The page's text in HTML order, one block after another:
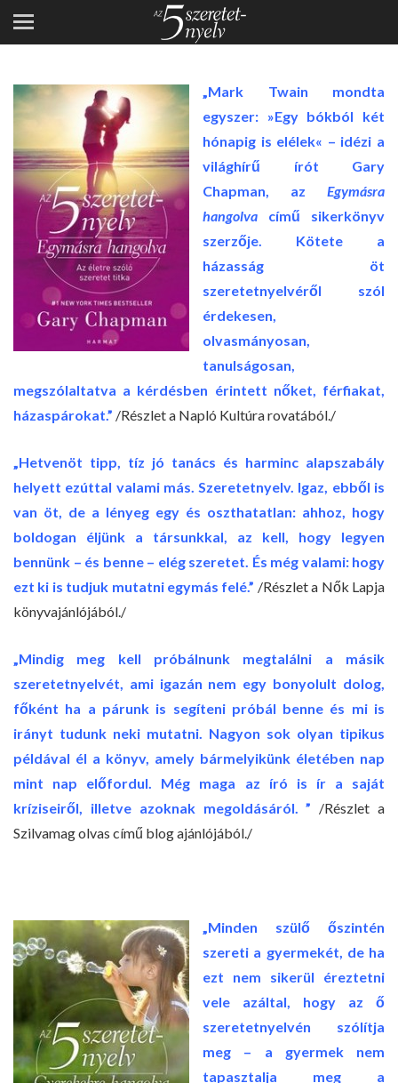
VÉLEMÉNYEK
„Mark Twain mondta
egyszer: »Egy bókból két
hónapig is elélek« – idézi a
világhírű írót Gary
Chapman, az Egymásra
hangolva című sikerkönyv
szerzője. Kötete a
házasság öt
szeretetnyelvéről szól
érdekesen,
olvasmányosan,
tanulságosan,
megszólaltatva a kérdésben érintett nőket, férfiakat,
házaspárokat.” /Részlet a Napló Kultúra rovatából./
„Hetvenöt tipp, tíz jó tanács és harminc alapszabály
helyett ezúttal valami más. Szeretetnyelv. Igaz, ebből is
van öt, de a lényeg egy és oszthatatlan: ahhoz, hogy
boldogan éljünk a társunkkal, az kell, hogy legyen
bennünk – és benne – elég szeretet. És még valami: hogy
ezt ki is tudjuk mutatni egymás felé.” /Részlet a Nők Lapja
könyvajánlójából./
„Mindig meg kell próbálnunk megtalálni a másik
szeretetnyelvét, ami igazán nem egy bonyolult dolog,
főként ha a párunk is segíteni próbál benne és mi is
irányt tudunk neki mutatni. Nagyon sok olyan tipikus
példával él a könyv, amely bármelyikünk életében nap
mint nap előfordul. Még maga az író is ír a saját
kríziseiről, illetve azoknak megoldásáról. ” /Részlet a
Szilvamag olvas című blog ajánlójából./
„Minden szülő őszintén
szereti a gyermekét, de ha
ezt nem sikerül éreztetni
vele azáltal, hogy az ő
szeretetnyelvén szólítja
meg – a gyermek nem
tapasztalja meg a